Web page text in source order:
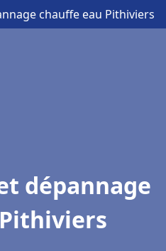
chauffe eau Pithiviers
dépannage